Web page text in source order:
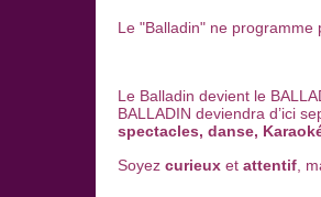
Le "Balladin" ne
Le Balladin devient le
BALLADIN deviendra d’ici
spectacles, danse,
Soyez curieux et attentif,